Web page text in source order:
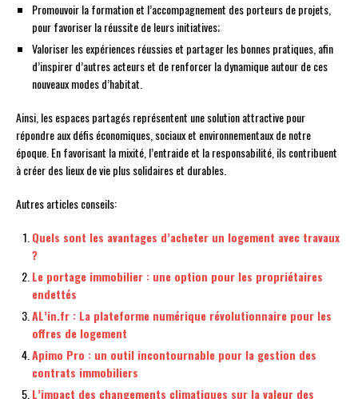
Promouvoir la formation et l’accompagnement des porteurs de projets,
pour favoriser la réussite de leurs initiatives;
Valoriser les expériences réussies et partager les bonnes pratiques, afin
d’inspirer d’autres acteurs et de renforcer la dynamique autour de ces
nouveaux modes d’habitat.
Ainsi, les espaces partagés représentent une solution attractive pour
répondre aux défis économiques, sociaux et environnementaux de notre
époque. En favorisant la mixité, l’entraide et la responsabilité, ils contribuent
à créer des lieux de vie plus solidaires et durables.
Autres articles conseils:
Quels sont les avantages d’acheter un logement avec travaux
?
Le portage immobilier : une option pour les propriétaires
endettés
AL’in.fr : La plateforme numérique révolutionnaire pour les
offres de logement
Apimo Pro : un outil incontournable pour la gestion des
contrats immobiliers
L’impact des changements climatiques sur la valeur des